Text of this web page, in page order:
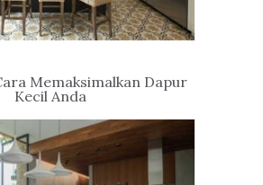
Memaksimalkan Dapur
Kecil Anda